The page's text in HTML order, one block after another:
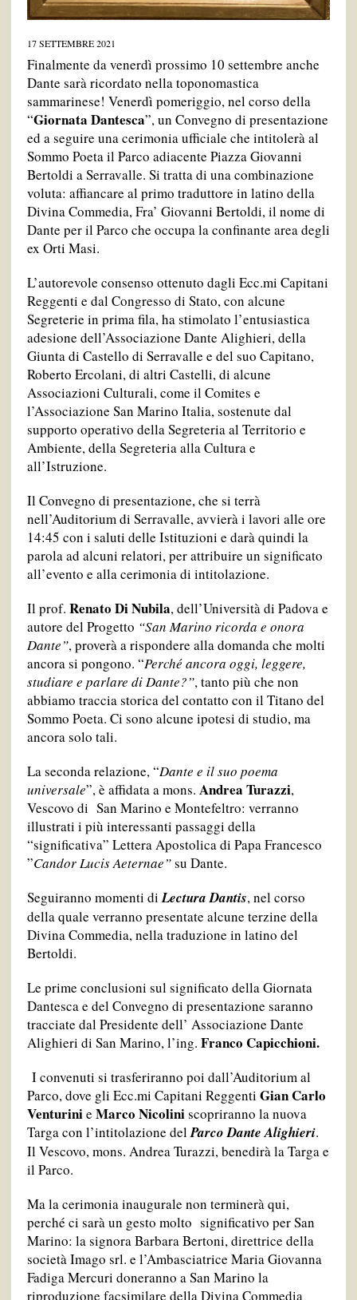
17 SETTEMBRE 2021
Finalmente da venerdì prossimo 10 settembre anche
Dante sarà ricordato nella toponomastica
sammarinese! Venerdì pomeriggio, nel corso della
“Giornata Dantesca”, un Convegno di presentazione
ed a seguire una cerimonia ufficiale che intitolerà al
Sommo Poeta il Parco adiacente Piazza Giovanni
Bertoldi a Serravalle. Si tratta di una combinazione
voluta: affiancare al primo traduttore in latino della
Divina Commedia, Fra’ Giovanni Bertoldi, il nome di
Dante per il Parco che occupa la confinante area degli
ex Orti Masi.
L’autorevole consenso ottenuto dagli Ecc.mi Capitani
Reggenti e dal Congresso di Stato, con alcune
Segreterie in prima fila, ha stimolato l’entusiastica
adesione dell’Associazione Dante Alighieri, della
Giunta di Castello di Serravalle e del suo Capitano,
Roberto Ercolani, di altri Castelli, di alcune
Associazioni Culturali, come il Comites e
l’Associazione San Marino Italia, sostenute dal
supporto operativo della Segreteria al Territorio e
Ambiente, della Segreteria alla Cultura e
all’Istruzione.
Il Convegno di presentazione, che si terrà
nell’Auditorium di Serravalle, avvierà i lavori alle ore
14:45 con i saluti delle Istituzioni e darà quindi la
parola ad alcuni relatori, per attribuire un significato
all’evento e alla cerimonia di intitolazione.
Il prof. Renato Di Nubila, dell’Università di Padova e
autore del Progetto “San Marino ricorda e onora
Dante”, proverà a rispondere alla domanda che molti
ancora si pongono. “Perché ancora oggi, leggere,
studiare e parlare di Dante?”, tanto più che non
abbiamo traccia storica del contatto con il Titano del
Sommo Poeta. Ci sono alcune ipotesi di studio, ma
ancora solo tali.
La seconda relazione, “Dante e il suo poema
universale”, è affidata a mons. Andrea Turazzi,
Vescovo di San Marino e Montefeltro: verranno
illustrati i più interessanti passaggi della
“significativa” Lettera Apostolica di Papa Francesco
”Candor Lucis Aeternae”su Dante.
Seguiranno momenti diLectura Dantis, nel corso
della quale verranno presentate alcune terzine della
Divina Commedia, nella traduzione in latino del
Bertoldi.
Le prime conclusioni sul significato della Giornata
Dantesca e del Convegno di presentazione saranno
tracciate dal Presidente dell’ Associazione Dante
Alighieri di San Marino, l’ing. Franco Capicchioni.
I convenuti si trasferiranno poi dall’Auditorium al
Parco, dove gli Ecc.mi Capitani Reggenti Gian Carlo
Venturinie Marco Nicoliniscopriranno la nuova
Targa con l’intitolazione delParco Dante Alighieri.
Il Vescovo, mons. Andrea Turazzi, benedirà la Targa e
il Parco.
Ma la cerimonia inaugurale non terminerà qui,
perché ci sarà un gesto molto significativo per San
Marino: la signora Barbara Bertoni, direttrice della
società Imago srl. e l’Ambasciatrice Maria Giovanna
Fadiga Mercuri doneranno a San Marino la
riproduzione facsimilare della Divina Commedia